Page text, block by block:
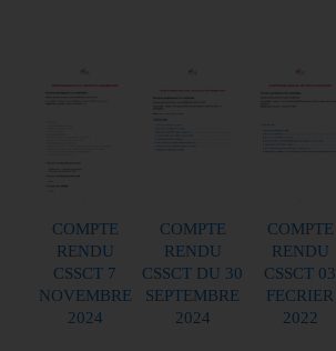
COMPTE
RENDU
CSSCT 7
NOVEMBRE
2024
COMPTE
RENDU
CSSCT DU 30
SEPTEMBRE
2024
COMPTE
RENDU
CSSCT 03
FECRIER
2022